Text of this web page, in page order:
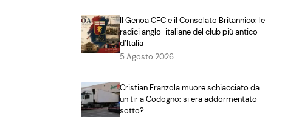
Il Genoa CFC e il Consolato Britannico: le
radici anglo-italiane del club più antico
d’Italia
5 Agosto 2026
Cristian Franzola muore schiacciato da
un tir a Codogno: si era addormentato
sotto?